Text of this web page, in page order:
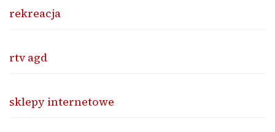
rekreacja
rtv agd
sklepy internetowe